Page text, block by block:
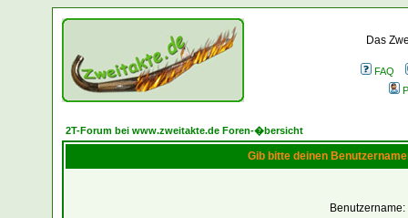
Das
FAQ
2T-Forum bei www.zweitakte.de Foren-�bersicht
Gib bitte deinen
Benutzername: